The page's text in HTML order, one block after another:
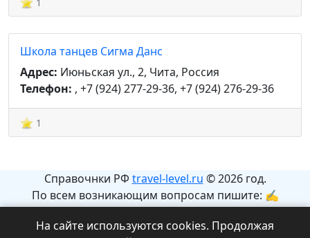
Школа танцев Сигма Данс
Адрес: Июньская ул., 2, Чита, Россия
Телефон: , +7 (924) 277-29-36, +7 (924) 276-29-36
1
Справочнки РФ travel-level.ru © 2026 год.
По всем возникающим вопросам пишите: ✍
info@travel-level.ru
На сайте может содержаться информация с
На сайте используются cookies. Продолжая